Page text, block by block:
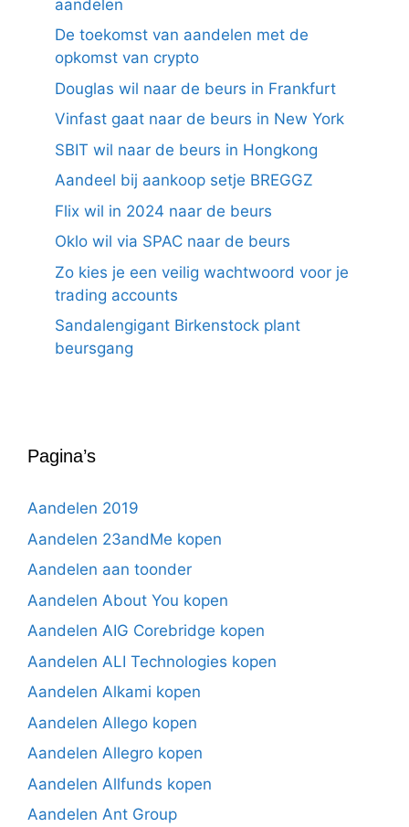
aandelen
De toekomst van aandelen met de
opkomst van crypto
Douglas wil naar de beurs in Frankfurt
Vinfast gaat naar de beurs in New York
SBIT wil naar de beurs in Hongkong
Aandeel bij aankoop setje BREGGZ
Flix wil in 2024 naar de beurs
Oklo wil via SPAC naar de beurs
Zo kies je een veilig wachtwoord voor je
trading accounts
Sandalengigant Birkenstock plant
beursgang
Pagina’s
Aandelen 2019
Aandelen 23andMe kopen
Aandelen aan toonder
Aandelen About You kopen
Aandelen AIG Corebridge kopen
Aandelen ALI Technologies kopen
Aandelen Alkami kopen
Aandelen Allego kopen
Aandelen Allegro kopen
Aandelen Allfunds kopen
Aandelen Ant Group